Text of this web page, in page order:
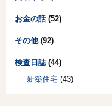
お金の話(52)
その他(92)
検査日誌(44)
新築住宅 (43)